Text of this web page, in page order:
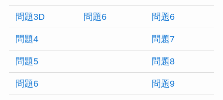
問題3D 問題6 問題6
問題4 問題7
問題5 問題8
問題6 問題9